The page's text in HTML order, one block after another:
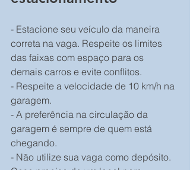
- Estacione seu veículo da maneira
correta na vaga. Respeite os limites
das faixas com espaço para os
demais carros e evite conflitos.
- Respeite a velocidade de 10 km/h na
garagem.
- A preferência na circulação da
garagem é sempre de quem está
chegando.
- Não utilize sua vaga como depósito.